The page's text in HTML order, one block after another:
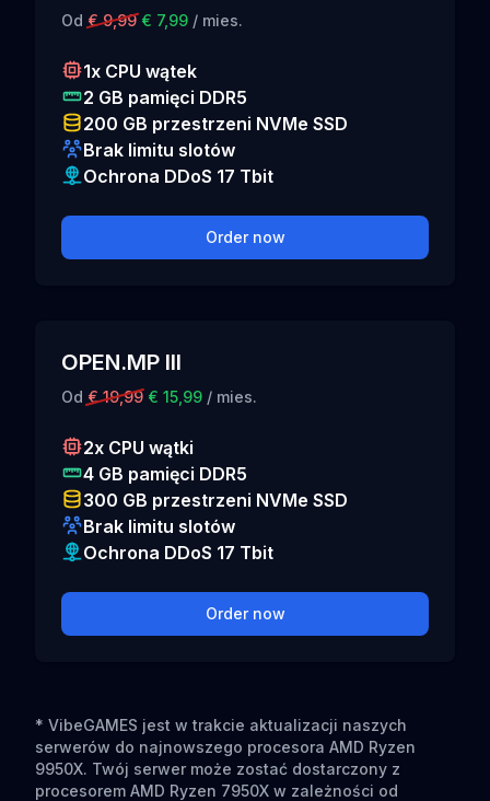
Od € 9,99 € 7,99 / mies.
1x CPU wątek
2 GB pamięci DDR5
200 GB przestrzeni NVMe SSD
Brak limitu slotów
Ochrona DDoS 17 Tbit
Order now
OPEN.MP III
Od € 19,99 € 15,99 / mies.
2x CPU wątki
4 GB pamięci DDR5
300 GB przestrzeni NVMe SSD
Brak limitu slotów
Ochrona DDoS 17 Tbit
Order now
* VibeGAMES jest w trakcie aktualizacji naszych
serwerów do najnowszego procesora AMD Ryzen
9950X. Twój serwer może zostać dostarczony z
procesorem AMD Ryzen 7950X w zależności od